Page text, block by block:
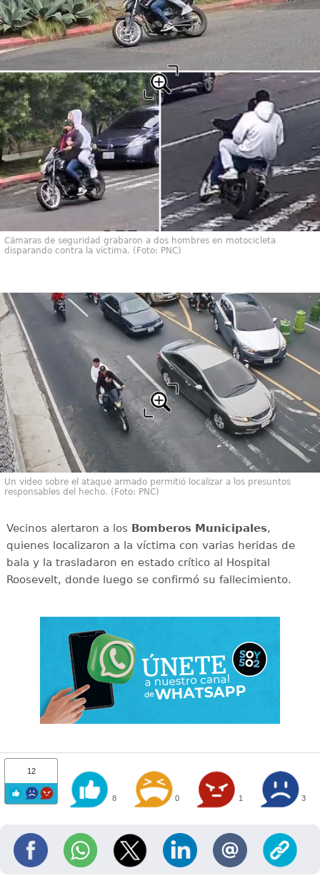
Cámaras de seguridad grabaron a dos hombres en motocicleta
disparando contra la víctima. (Foto: PNC)
Un video sobre el ataque armado permitió localizar a los presuntos
responsables del hecho. (Foto: PNC)
Vecinos alertaron a los Bomberos Municipales,
quienes localizaron a la víctima con varias heridas de
bala y la trasladaron en estado crítico al Hospital
Roosevelt, donde luego se confirmó su fallecimiento.
12
8 0 1 3